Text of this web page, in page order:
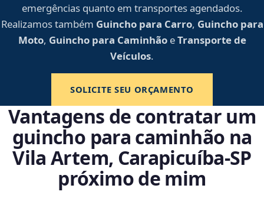
emergências quanto em transportes agendados.
Realizamos também Guincho para Carro, Guincho para
Moto, Guincho para CaminhãoeTransporte de
Veículos.
SOLICITE SEU ORÇAMENTO
Vantagens de contratar um
guincho para caminhão na
Vila Artem, Carapicuíba‑SP
próximo de mim